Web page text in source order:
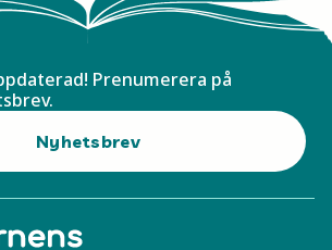
Prenumerera på
Nyhetsbrev